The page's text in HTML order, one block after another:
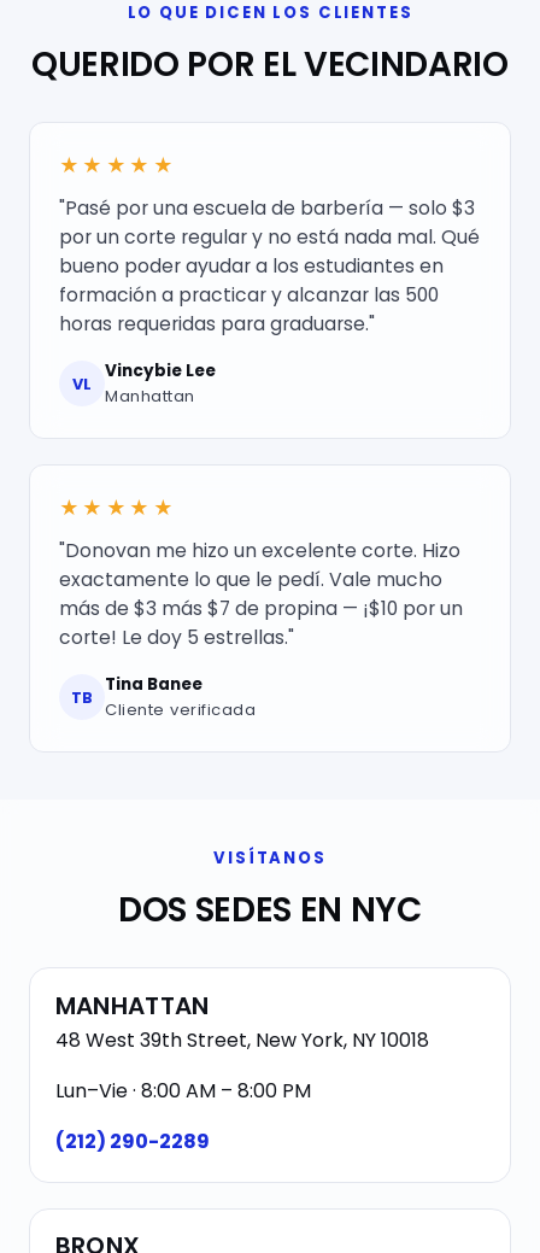
LO QUE DICEN LOS CLIENTES
QUERIDO POR EL VECINDARIO
★★★★★
"Pasé por una escuela de barbería — solo $3
por un corte regular y no está nada mal. Qué
bueno poder ayudar a los estudiantes en
formación a practicar y alcanzar las 500
horas requeridas para graduarse."
VL
Vincybie Lee
Manhattan
★★★★★
"Donovan me hizo un excelente corte. Hizo
exactamente lo que le pedí. Vale mucho
más de $3 más $7 de propina — ¡$10 por un
corte! Le doy 5 estrellas."
TB
Tina Banee
Cliente verificada
VISÍTANOS
DOS SEDES EN NYC
MANHATTAN
48 West 39th Street, New York, NY 10018
Lun–Vie · 8:00 AM – 8:00 PM
(212) 290-2289
BRONX